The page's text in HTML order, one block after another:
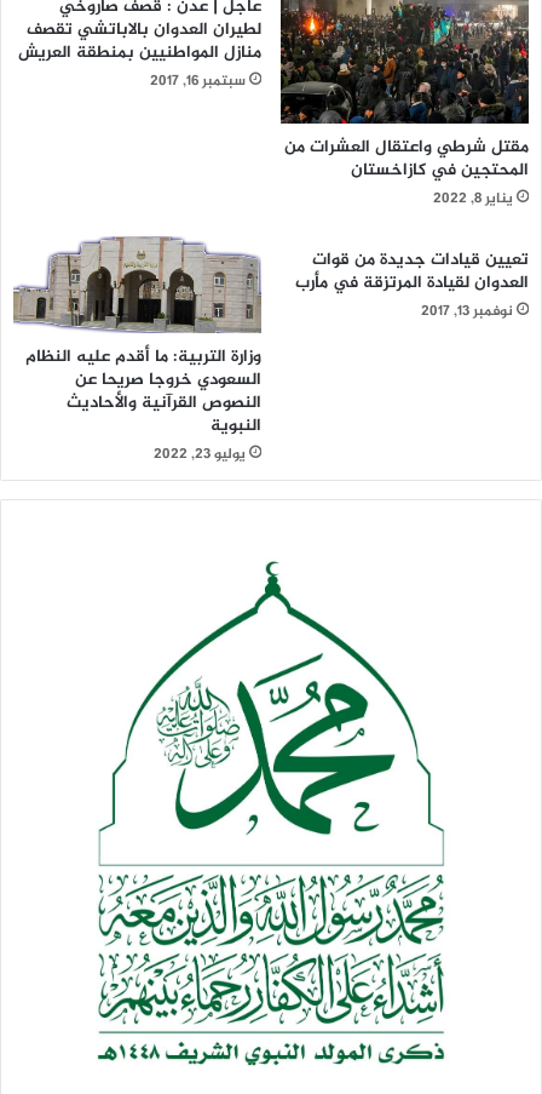
مقتل شرطي واعتقال العشرات من
المحتجين في كازاخستان
يناير 8, 2022
عاجل | عدن : قصف صاروخي
لطيران العدوان بالاباتشي تقصف
منازل المواطنيين بمنطقة العريش
سبتمبر 16, 2017
تعيين قيادات جديدة من قوات
العدوان لقيادة المرتزقة في مأرب
نوفمبر 13, 2017
وزارة التربية: ما أقدم عليه النظام
السعودي خروجا صريحا عن
النصوص القرآنية والأحاديث
النبوية
يوليو 23, 2022